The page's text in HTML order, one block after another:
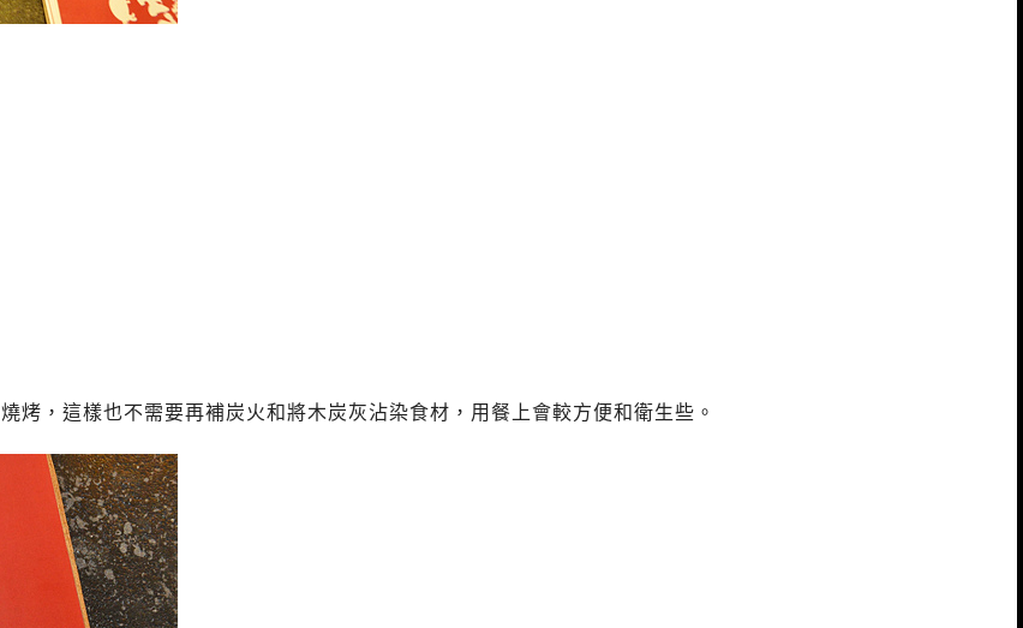
烤，這樣也不需要再補炭火和將木炭灰沾染食材，用餐上會較方便和衛生些。